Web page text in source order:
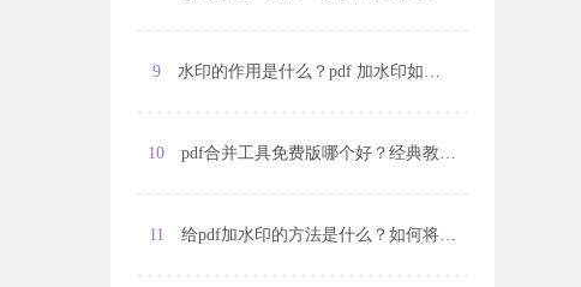
9 水印的作用是什么？pdf 加水印如何操作？
10 pdf合并工具免费版哪个好？经典教程手把手教?
11 给pdf加水印的方法是什么？如何将pdf在线转换成图片格式？